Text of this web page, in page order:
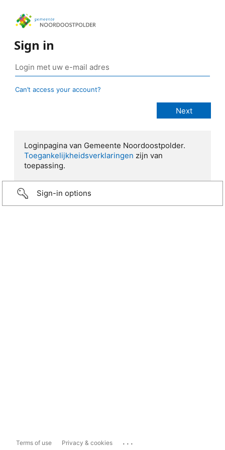
Sign in
Can’t access your account?
Loginpagina van Gemeente Noordoostpolder.
Toegankelijkheidsverklaringen zijn van
toepassing.
Sign-in options
Terms of use Privacy & cookies ...